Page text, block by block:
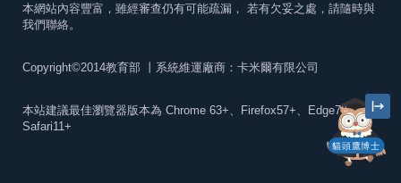
貓頭鷹博士
本網站內容豐富，雖經審查仍有可能疏漏， 若有欠妥之處，請隨時與
我們聯絡。
Copyright©2014教育部 丨系統維運廠商：卡米爾有限公司
本站建議最佳瀏覽器版本為 Chrome 63+、Firefox57+、Edge79+及
Safari11+